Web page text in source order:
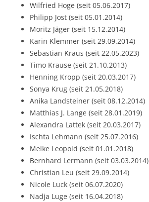
Wilfried Hoge (seit 05.06.2017)
Philipp Jost (seit 05.01.2014)
Moritz Jäger (seit 15.12.2014)
Karin Klemmer (seit 29.09.2014)
Sebastian Kraus (seit 22.05.2023)
Timo Krause (seit 21.10.2013)
Henning Kropp (seit 20.03.2017)
Sonya Krug (seit 21.05.2018)
Anika Landsteiner (seit 08.12.2014)
Matthias J. Lange (seit 28.01.2019)
Alexandra Lattek (seit 20.03.2017)
Ischta Lehmann (seit 25.07.2016)
Meike Leopold (seit 01.01.2018)
Bernhard Lermann (seit 03.03.2014)
Christian Leu (seit 29.09.2014)
Nicole Luck (seit 06.07.2020)
Nadja Luge (seit 16.04.2018)